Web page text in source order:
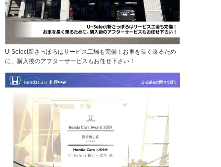
U-Select新さっぽろはサービス工場も完備！お車を長く乗るため
に、購入後のアフターサービスもお任せ下さい！